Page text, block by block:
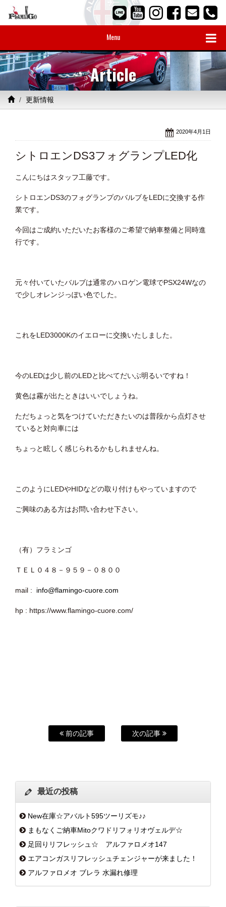
Menu
Article
更新情報
2020年4月1日
シトロエンDS3フォグランプLED化
こんにちはスタッフ工藤です。
シトロエンDS3のフォグランプのバルブをLEDに交換する作
業です。
今回はご成約いただいたお客様のご希望で納車整備と同時進
行です。
元々付いていたバルブは通常のハロゲン電球でPSX24Wなの
で少しオレンジっぽい色でした。
これをLED3000Kのイエローに交換いたしました。
今のLEDは少し前のLEDと比べてだいぶ明るいですね！
黄色は霧が出たときはいいでしょうね。
ただちょっと気をつけていただきたいのは普段から点灯させ
ていると対向車には
ちょっと眩しく感じられるかもしれませんね。
このようにLEDやHIDなどの取り付けもやっていますので
ご興味のある方はお問い合わせ下さい。
（有）フラミンゴ
ＴＥＬ０４８－９５９－０８００
mail : info@flamingo-cuore.com
hp : https://www.flamingo-cuore.com/
前の記事 次の記事
最近の投稿
New在庫☆アバルト595ツーリズモ♪♪
まもなくご納車Mitoクワドリフォリオヴェルデ☆
足回りリフレッシュ☆ アルファロメオ147
エアコンガスリフレッシュチェンジャーが来ました！
アルファロメオ ブレラ 水漏れ修理